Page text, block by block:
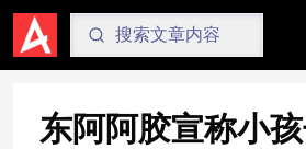
东阿阿胶宣称小